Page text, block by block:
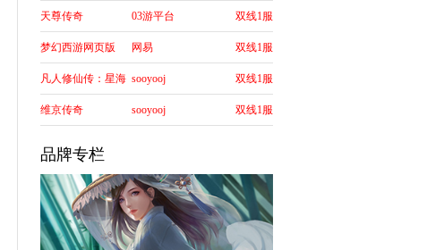
天尊传奇 03游平台 双线1服
梦幻西游网页版 网易 双线1服
凡人修仙传：星海
飞驰
sooyooj 双线1服
维京传奇 sooyooj 双线1服
品牌专栏